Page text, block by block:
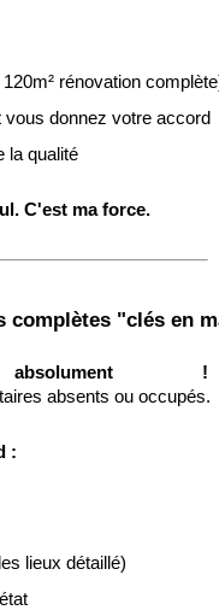
120m² rénovation
vous donnez votre accord
la qualité
C'est ma force.
complètes "clés en
!
absents ou occupés.
:
lieux détaillé)